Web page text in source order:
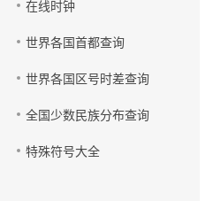
在线时钟
世界各国首都查询
世界各国区号时差查询
全国少数民族分布查询
特殊符号大全